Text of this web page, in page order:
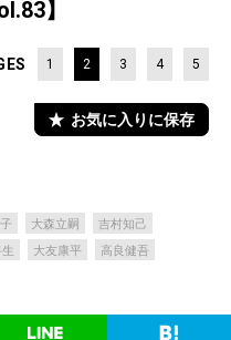
】
1 2 3 4 5
お気に入りに保存
大森立嗣
吉村知己
大友康平
高良健吾